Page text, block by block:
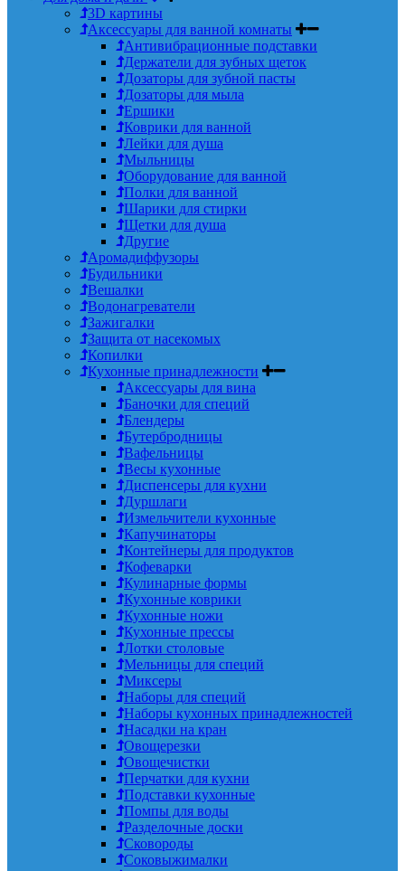
3D картины
Аксессуары для ванной комнаты
Антивибрационные подставки
Держатели для зубных щеток
Дозаторы для зубной пасты
Дозаторы для мыла
Ершики
Коврики для ванной
Лейки для душа
Мыльницы
Оборудование для ванной
Полки для ванной
Шарики для стирки
Щетки для душа
Другие
Аромадиффузоры
Будильники
Вешалки
Водонагреватели
Зажигалки
Защита от насекомых
Копилки
Кухонные принадлежности
Аксессуары для вина
Баночки для специй
Блендеры
Бутербродницы
Вафельницы
Весы кухонные
Диспенсеры для кухни
Дуршлаги
Измельчители кухонные
Капучинаторы
Контейнеры для продуктов
Кофеварки
Кулинарные формы
Кухонные коврики
Кухонные ножи
Кухонные прессы
Лотки столовые
Мельницы для специй
Миксеры
Наборы для специй
Наборы кухонных принадлежностей
Насадки на кран
Овощерезки
Овощечистки
Перчатки для кухни
Подставки кухонные
Помпы для воды
Разделочные доски
Сковороды
Соковыжималки